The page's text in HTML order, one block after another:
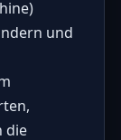
und
die